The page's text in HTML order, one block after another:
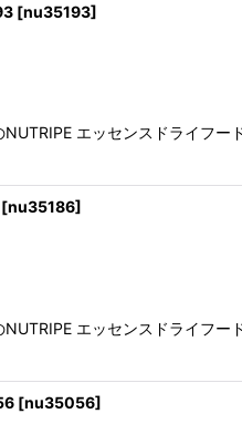
[nu35193]
エッセンスドライフー
[nu35186]
エッセンスドライフー
[nu35056]